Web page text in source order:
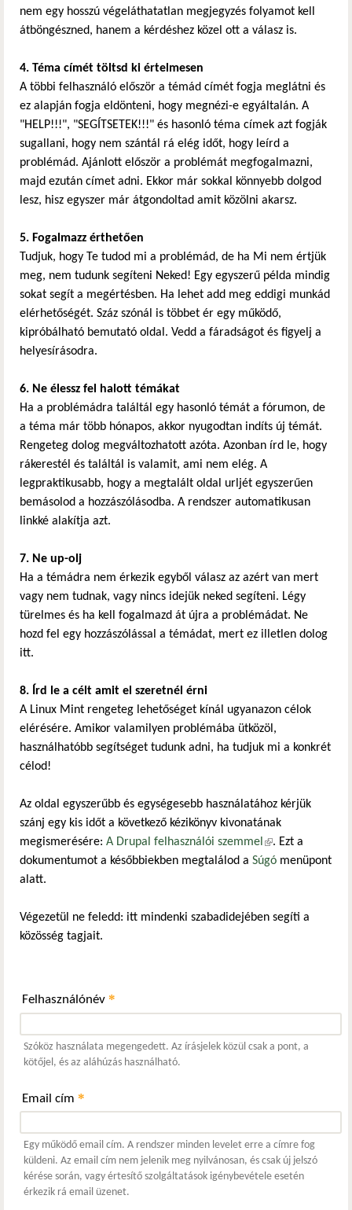
nem egy hosszú végeláthatatlan megjegyzés folyamot kell
átböngészned, hanem a kérdéshez közel ott a válasz is.
4. Téma címét töltsd ki értelmesen
A többi felhasználó először a témád címét fogja meglátni és
ez alapján fogja eldönteni, hogy megnézi-e egyáltalán. A
"HELP!!!", "SEGÍTSETEK!!!" és hasonló téma címek azt fogják
sugallani, hogy nem szántál rá elég időt, hogy leírd a
problémád. Ajánlott először a problémát megfogalmazni,
majd ezután címet adni. Ekkor már sokkal könnyebb dolgod
lesz, hisz egyszer már átgondoltad amit közölni akarsz.
5. Fogalmazz érthetően
Tudjuk, hogy Te tudod mi a problémád, de ha Mi nem értjük
meg, nem tudunk segíteni Neked! Egy egyszerű példa mindig
sokat segít a megértésben. Ha lehet add meg eddigi munkád
elérhetőségét. Száz szónál is többet ér egy működő,
kipróbálható bemutató oldal. Vedd a fáradságot és figyelj a
helyesírásodra.
6. Ne élessz fel halott témákat
Ha a problémádra találtál egy hasonló témát a fórumon, de
a téma már több hónapos, akkor nyugodtan indíts új témát.
Rengeteg dolog megváltozhatott azóta. Azonban írd le, hogy
rákerestél és találtál is valamit, ami nem elég. A
legpraktikusabb, hogy a megtalált oldal urljét egyszerűen
bemásolod a hozzászólásodba. A rendszer automatikusan
linkké alakítja azt.
7. Ne up-olj
Ha a témádra nem érkezik egyből válasz az azért van mert
vagy nem tudnak, vagy nincs idejük neked segíteni. Légy
türelmes és ha kell fogalmazd át újra a problémádat. Ne
hozd fel egy hozzászólással a témádat, mert ez illetlen dolog
itt.
8. Írd le a célt amit el szeretnél érni
A Linux Mint rengeteg lehetőséget kínál ugyanazon célok
elérésére. Amikor valamilyen problémába ütközöl,
használhatóbb segítséget tudunk adni, ha tudjuk mi a konkrét
célod!
Az oldal egyszerűbb és egységesebb használatához kérjük
szánj egy kis időt a következő kézikönyv kivonatának
megismerésére: A Drupal felhasználói szemmel (külső hivatkozás)
. Ezt a
dokumentumot a későbbiekben megtalálod a Súgó menüpont
alatt.
Végezetül ne feledd: itt mindenki szabadidejében segíti a
közösség tagjait.
Felhasználónév *
Szóköz használata megengedett. Az írásjelek közül csak a pont, a
kötőjel, és az aláhúzás használható.
Email cím *
Egy működő email cím. A rendszer minden levelet erre a címre fog
küldeni. Az email cím nem jelenik meg nyilvánosan, és csak új jelszó
kérése során, vagy értesítő szolgáltatások igénybevétele esetén
érkezik rá email üzenet.